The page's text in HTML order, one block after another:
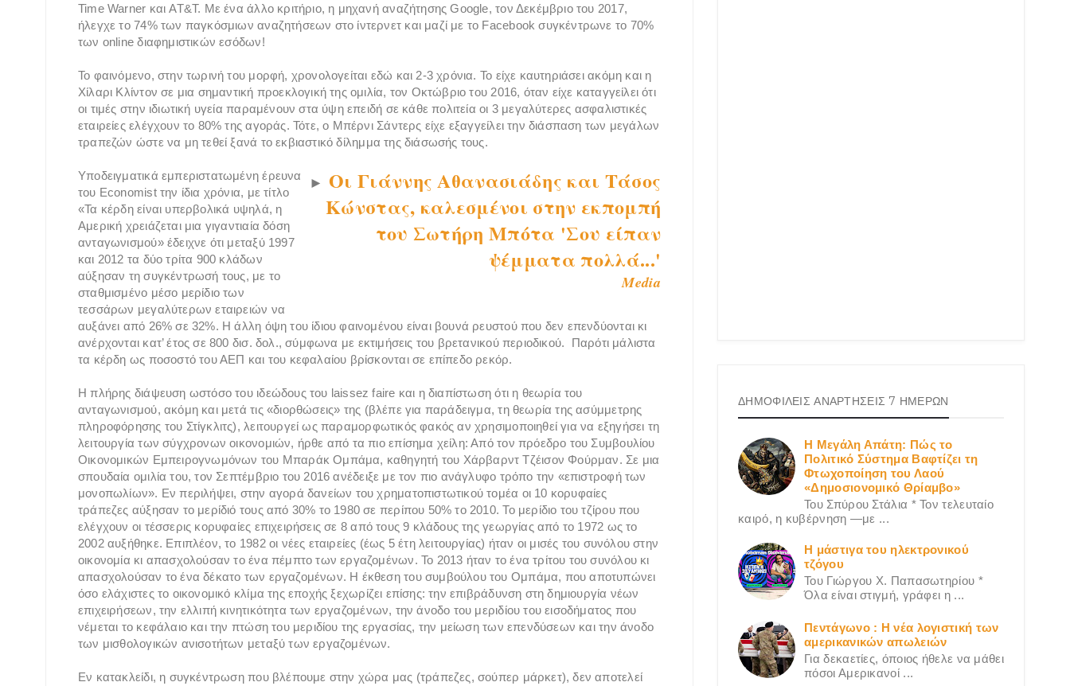
Time Warner και AT&T. Με ένα άλλο κριτήριο, η μηχανή αναζήτησης Google, τον Δεκέμβριο του 2017,
ήλεγχε το 74% των παγκόσμιων αναζητήσεων στο ίντερνετ και μαζί με το Facebook συγκέντρωνε το 70%
των online διαφημιστικών εσόδων!
Το φαινόμενο, στην τωρινή του μορφή, χρονολογείται εδώ και 2-3 χρόνια. Το είχε καυτηριάσει ακόμη και η
Χίλαρι Κλίντον σε μια σημαντική προεκλογική της ομιλία, τον Οκτώβριο του 2016, όταν είχε καταγγείλει ότι
οι τιμές στην ιδιωτική υγεία παραμένουν στα ύψη επειδή σε κάθε πολιτεία οι 3 μεγαλύτερες ασφαλιστικές
εταιρείες ελέγχουν το 80% της αγοράς. Τότε, ο Μπέρνι Σάντερς είχε εξαγγείλει την διάσπαση των μεγάλων
τραπεζών ώστε να μη τεθεί ξανά το εκβιαστικό δίλημμα της διάσωσής τους.
► Οι Γιάννης Αθανασιάδης και Τάσος
Κώνστας, καλεσμένοι στην εκπομπή
του Σωτήρη Μπότα 'Σου είπαν
ψέμματα πολλά...'
Media
Υποδειγματικά εμπεριστατωμένη έρευνα
του Economist την ίδια χρόνια, με τίτλο
«Τα κέρδη είναι υπερβολικά υψηλά, η
Αμερική χρειάζεται μια γιγαντιαία δόση
ανταγωνισμού» έδειχνε ότι μεταξύ 1997
και 2012 τα δύο τρίτα 900 κλάδων
αύξησαν τη συγκέντρωσή τους, με το
σταθμισμένο μέσο μερίδιο των
τεσσάρων μεγαλύτερων εταιρειών να
αυξάνει από 26% σε 32%. Η άλλη όψη του ίδιου φαινομένου είναι βουνά ρευστού που δεν επενδύονται κι
ανέρχονται κατ’ έτος σε 800 δισ. δολ., σύμφωνα με εκτιμήσεις του βρετανικού περιοδικού. Παρότι μάλιστα
τα κέρδη ως ποσοστό του ΑΕΠ και του κεφαλαίου βρίσκονται σε επίπεδο ρεκόρ.
Η πλήρης διάψευση ωστόσο του ιδεώδους του laissez faire και η διαπίστωση ότι η θεωρία του
ανταγωνισμού, ακόμη και μετά τις «διορθώσεις» της (βλέπε για παράδειγμα, τη θεωρία της ασύμμετρης
πληροφόρησης του Στίγκλιτς), λειτουργεί ως παραμορφωτικός φακός αν χρησιμοποιηθεί για να εξηγήσει τη
λειτουργία των σύγχρονων οικονομιών, ήρθε από τα πιο επίσημα χείλη: Από τον πρόεδρο του Συμβουλίου
Οικονομικών Εμπειρογνωμόνων του Μπαράκ Ομπάμα, καθηγητή του Χάρβαρντ Τζέισον Φούρμαν. Σε μια
σπουδαία ομιλία του, τον Σεπτέμβριο του 2016 ανέδειξε με τον πιο ανάγλυφο τρόπο την «επιστροφή των
μονοπωλίων». Εν περιλήψει, στην αγορά δανείων του χρηματοπιστωτικού τομέα οι 10 κορυφαίες
τράπεζες αύξησαν το μερίδιό τους από 30% το 1980 σε περίπου 50% το 2010. Το μερίδιο του τζίρου που
ελέγχουν οι τέσσερις κορυφαίες επιχειρήσεις σε 8 από τους 9 κλάδους της γεωργίας από το 1972 ως το
2002 αυξήθηκε. Επιπλέον, το 1982 οι νέες εταιρείες (έως 5 έτη λειτουργίας) ήταν οι μισές του συνόλου στην
οικονομία κι απασχολούσαν το ένα πέμπτο των εργαζομένων. Το 2013 ήταν το ένα τρίτου του συνόλου κι
απασχολούσαν το ένα δέκατο των εργαζομένων. Η έκθεση του συμβούλου του Ομπάμα, που αποτυπώνει
όσο ελάχιστες το οικονομικό κλίμα της εποχής ξεχωρίζει επίσης: την επιβράδυνση στη δημιουργία νέων
επιχειρήσεων, την ελλιπή κινητικότητα των εργαζομένων, την άνοδο του μεριδίου του εισοδήματος που
νέμεται το κεφάλαιο και την πτώση του μεριδίου της εργασίας, την μείωση των επενδύσεων και την άνοδο
των μισθολογικών ανισοτήτων μεταξύ των εργαζομένων.
Εν κατακλείδι, η συγκέντρωση που βλέπουμε στην χώρα μας (τράπεζες, σούπερ μάρκετ), δεν αποτελεί
ΔΗΜΟΦΙΛΕΙΣ ΑΝΑΡΤΗΣΕΙΣ 7 ΗΜΕΡΩΝ
Η Μεγάλη Απάτη: Πώς το
Πολιτικό Σύστημα Βαφτίζει τη
Φτωχοποίηση του Λαού
«Δημοσιονομικό Θρίαμβο»
Του Σπύρου Στάλια * Τον τελευταίο
καιρό, η κυβέρνηση —με ...
Η μάστιγα του ηλεκτρονικού
τζόγου
Του Γιώργου X. Παπασωτηρίου *
Όλα είναι στιγμή, γράφει η ...
Πεντάγωνο : Η νέα λογιστική των
αμερικανικών απωλειών
Για δεκαετίες, όποιος ήθελε να μάθει
πόσοι Αμερικανοί ...